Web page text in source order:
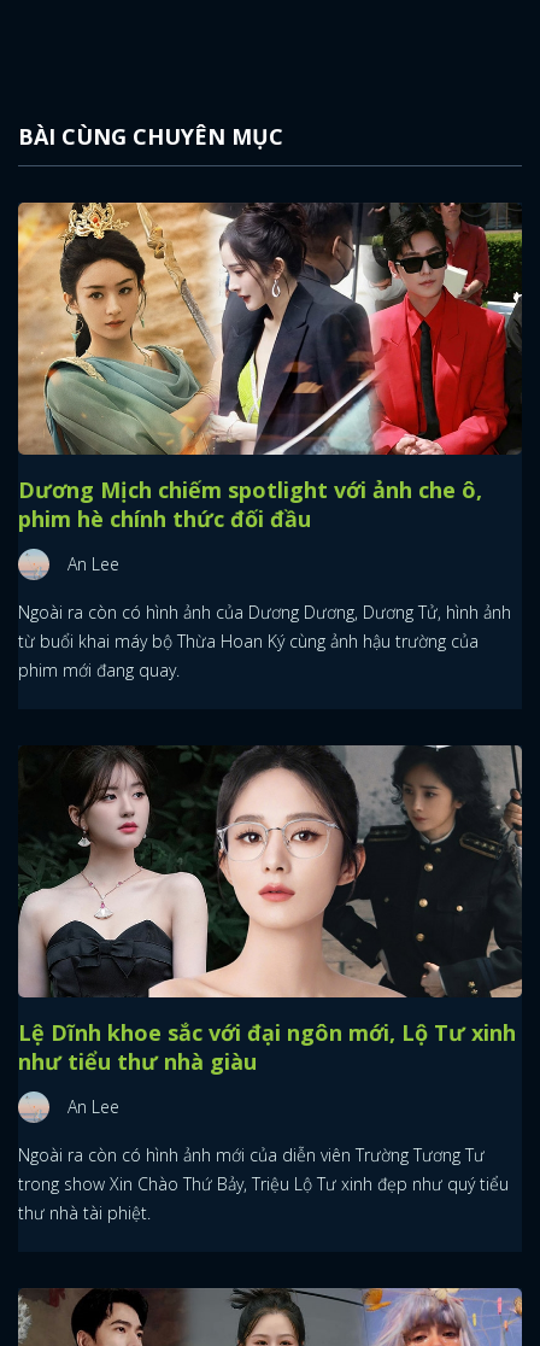
BÀI CÙNG CHUYÊN MỤC
Dương Mịch chiếm spotlight với ảnh che ô,
phim hè chính thức đối đầu
An Lee
Ngoài ra còn có hình ảnh của Dương Dương, Dương Tử, hình ảnh
từ buổi khai máy bộ Thừa Hoan Ký cùng ảnh hậu trường của
phim mới đang quay.
Lệ Dĩnh khoe sắc với đại ngôn mới, Lộ Tư xinh
như tiểu thư nhà giàu
An Lee
Ngoài ra còn có hình ảnh mới của diễn viên Trường Tương Tư
trong show Xin Chào Thứ Bảy, Triệu Lộ Tư xinh đẹp như quý tiểu
thư nhà tài phiệt.